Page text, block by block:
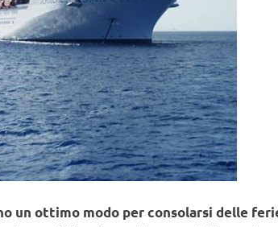
un ottimo modo per consolarsi delle